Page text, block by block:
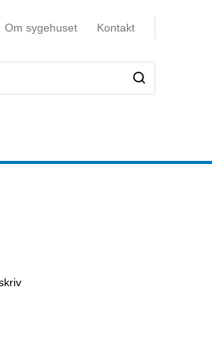
Om sygehuset Kontakt